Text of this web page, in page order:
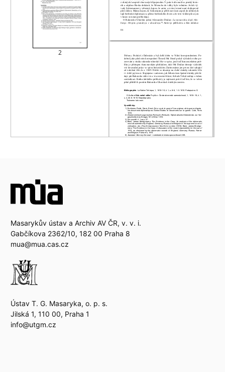
Masarykův ústav a Archiv AV ČR, v. v. i.
Gabčíkova 2362/10, 182 00 Praha 8
mua@mua.cas.cz
Ústav T. G. Masaryka, o. p. s.
Jilská 1, 110 00, Praha 1
info@utgm.cz